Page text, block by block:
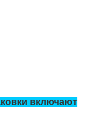
включают